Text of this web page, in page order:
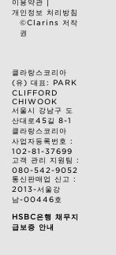
이용약관 |
개인정보 처리방침
©Clarins 저작
권
클라랑스코리아
(유) 대표: PARK
CLIFFORD
CHIWOOK
서울시 강남구 도
산대로45길 8-1
클라랑스코리아
사업자등록번호 :
102-81-37699
고객 관리 지원팀 :
080-542-9052
통신판매업 신고 :
2013-서울강
남-00446호
HSBC은행 채무지
급보증 안내